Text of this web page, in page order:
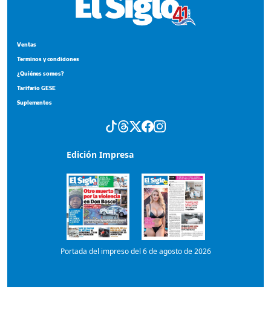
Ventas
Terminos y condiciones
¿Quiénes somos?
Tarifario GESE
Suplementos
Edición Impresa
Portada del impreso del 6 de agosto de 2026